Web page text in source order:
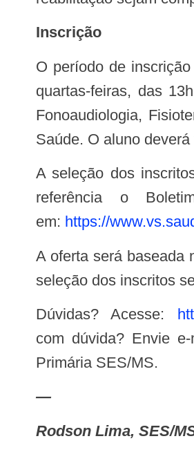
Inscrição
O período de inscrição vai de 28 de maio à 03 de junho e terá início em 16 de junho de 2021, com 9 encontros semanais às
quartas-feiras, das
Fonoaudiologia,
Saúde. O aluno
A seleção dos inscritos será baseada nos municípios que apresentam maior incidência dos casos confirmados, tendo como
referência o
em: https://
A oferta será baseada na relação de maior incidência e oferta de vagas de acordo com o quantitativo de habitantes. Ou seja, a
seleção dos inscritos
Dúvidas? Acesse:
com dúvida? Envie
Primária SES/MS.
—
Rodson Lima, SES/